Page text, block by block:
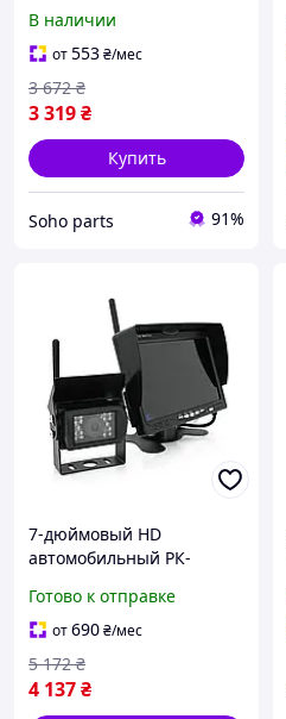
В наличии
от553₴/мес
3 319₴
3 672 ₴
Купить
Soho parts 91%
7-дюймовый HD
автомобильный РК-
камерами, 24V, 420TVL,
угол обзора 120°
Готово к отправке
от690₴/мес
4 137₴
5 172 ₴